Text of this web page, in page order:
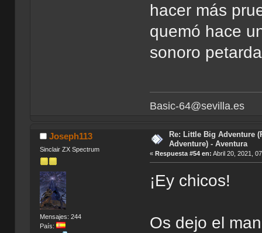
hacer más
quemó hace
sonoro
Basic-64@sevilla.es
Joseph113
Sinclair ZX Spectrum
Mensajes: 244
País:
Re: Little Big Adventure
Adventure) - Aventura
«Respuesta #54 en: Abril 20, 2021,
¡Ey chicos!
Os dejo el